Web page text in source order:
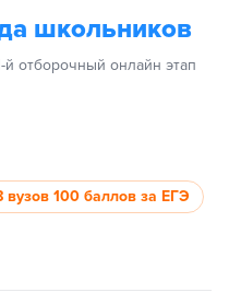
школьников
й отборочный онлайн этап
вузов 100 баллов за ЕГЭ